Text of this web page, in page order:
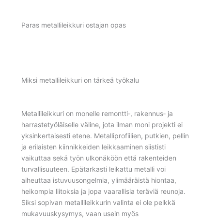
Paras metallileikkuri ostajan opas
Miksi metallileikkuri on tärkeä työkalu
Metallileikkuri on monelle remontti‑, rakennus‑ ja
harrastetyöläiselle väline, jota ilman moni projekti ei
yksinkertaisesti etene. Metalliprofiilien, putkien, pellin
ja erilaisten kiinnikkeiden leikkaaminen siististi
vaikuttaa sekä työn ulkonäköön että rakenteiden
turvallisuuteen. Epätarkasti leikattu metalli voi
aiheuttaa istuvuusongelmia, ylimääräistä hiontaa,
heikompia liitoksia ja jopa vaarallisia teräviä reunoja.
Siksi sopivan metallileikkurin valinta ei ole pelkkä
mukavuuskysymys, vaan usein myös